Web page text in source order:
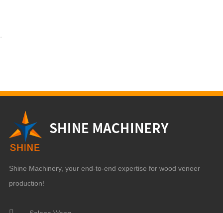
-
Shine Machinery, your end-to-end expertise for wood veneer
production!